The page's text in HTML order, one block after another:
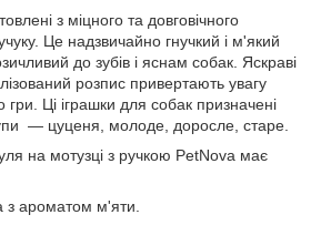
з міцного та довговічного
Це надзвичайно гнучкий і м'який
до зубів і яснам собак. Яскраві
розпис привертають увагу
гри. Ці іграшки для собак призначені
— цуценя, молоде, доросле, старе.
на мотузці з ручкою PetNova має
з ароматом м'яти.